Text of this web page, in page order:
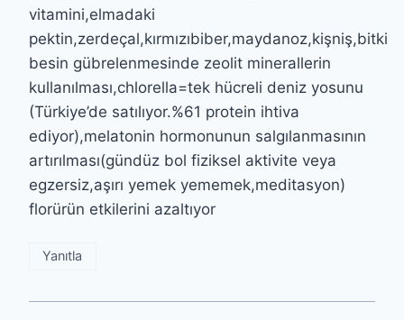
vitamini,elmadaki
pektin,zerdeçal,kırmızıbiber,maydanoz,kişniş,bitki
besin gübrelenmesinde zeolit minerallerin
kullanılması,chlorella=tek hücreli deniz yosunu
(Türkiye’de satılıyor.%61 protein ihtiva
ediyor),melatonin hormonunun salgılanmasının
artırılması(gündüz bol fiziksel aktivite veya
egzersiz,aşırı yemek yememek,meditasyon)
florürün etkilerini azaltıyor
Yanıtla